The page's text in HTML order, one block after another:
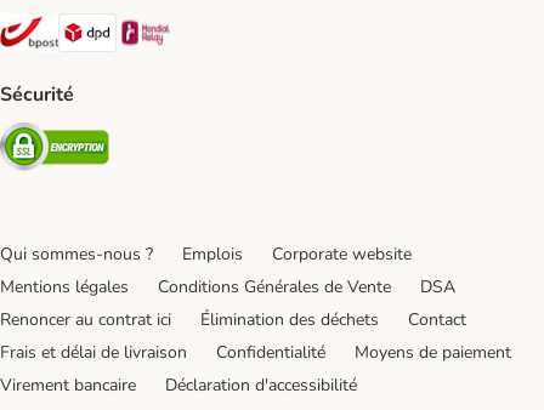
Bpost Shipping Method
DPD Shipping Method
Sécurité
Security
Qui sommes-nous ? Emplois
Corporate website
Mentions légales
Conditions Générales de Vente
DSA
Renoncer au contrat ici
Élimination des déchets
Contact
Frais et délai de livraison
Confidentialité
Moyens de paiement
Virement bancaire
Déclaration d'accessibilité